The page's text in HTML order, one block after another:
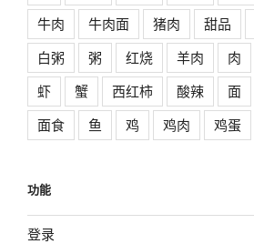
牛肉
牛肉面 猪肉 甜品
白粥
粥 红烧 羊肉 肉
虾
蟹 西红柿 酸辣 面
面食
鱼 鸡 鸡肉 鸡蛋
功能
登录